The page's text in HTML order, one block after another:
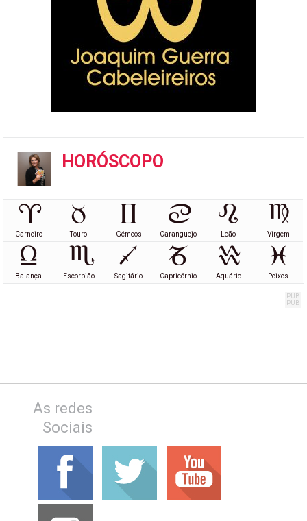
HORÓSCOPO
Carneiro Touro Gémeos Caranguejo Leão Virgem
Balança Escorpião Sagitário Capricórnio Aquário Peixes
As redes
Sociais